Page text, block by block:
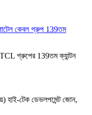
কেবল গ্রুপ 139তম
গ্রুপের 139তম ক্যান্টন
হাই-টেক ডেভলপমেন্ট জোন,